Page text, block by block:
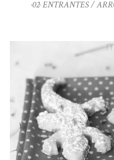
·02· ENTRANTES /